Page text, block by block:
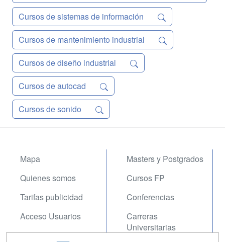
Cursos de sistemas de información
Cursos de mantenimiento industrial
Cursos de diseño industrial
Cursos de autocad
Cursos de sonido
Mapa
Quienes somos
Tarifas publicidad
Acceso Usuarios
Acceso Centros
Masters y Postgrados
Cursos FP
Conferencias
Carreras
Universitarias